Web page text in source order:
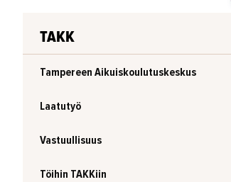
TAKK
Tampereen Aikuiskoulutuskeskus
Laatutyö
Vastuullisuus
Töihin TAKKiin